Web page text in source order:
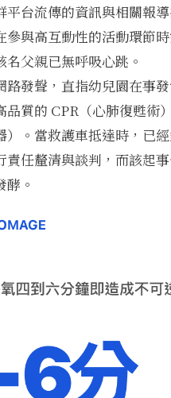
平台流傳的資訊與相關報
參與高互動性的活動環節
父親已無呼吸心跳。
路發聲，直指幼兒園在事
品質的 CPR（心肺復甦術
）。當救護車抵達時，已
責任釐清與談判，而該起
。